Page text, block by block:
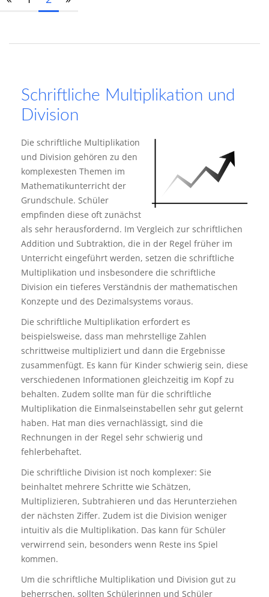
Schriftliche Multiplikation und
Division
Die schriftliche Multiplikation
und Division gehören zu den
komplexesten Themen im
Mathematikunterricht der
Grundschule. Schüler
empfinden diese oft zunächst
als sehr herausfordernd. Im Vergleich zur schriftlichen
Addition und Subtraktion, die in der Regel früher im
Unterricht eingeführt werden, setzen die schriftliche
Multiplikation und insbesondere die schriftliche
Division ein tieferes Verständnis der mathematischen
Konzepte und des Dezimalsystems voraus.
Die schriftliche Multiplikation erfordert es
beispielsweise, dass man mehrstellige Zahlen
schrittweise multipliziert und dann die Ergebnisse
zusammenfügt. Es kann für Kinder schwierig sein, diese
verschiedenen Informationen gleichzeitig im Kopf zu
behalten. Zudem sollte man für die schriftliche
Multiplikation die Einmalseinstabellen sehr gut gelernt
haben. Hat man dies vernachlässigt, sind die
Rechnungen in der Regel sehr schwierig und
fehlerbehaftet.
Die schriftliche Division ist noch komplexer: Sie
beinhaltet mehrere Schritte wie Schätzen,
Multiplizieren, Subtrahieren und das Herunterziehen
der nächsten Ziffer. Zudem ist die Division weniger
intuitiv als die Multiplikation. Das kann für Schüler
verwirrend sein, besonders wenn Reste ins Spiel
kommen.
Um die schriftliche Multiplikation und Division gut zu
beherrschen, sollten Schülerinnen und Schüler